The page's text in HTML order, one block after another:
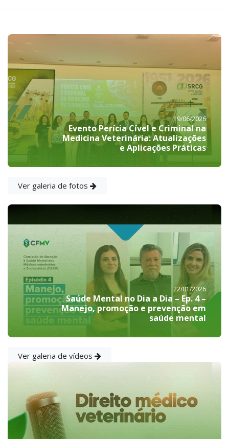
19/06/2026
Evento Perícia Cível e Criminal na
Medicina Veterinária: Atualizações
e Aplicações Práticas
Ver galeria de fotos
22/01/2026
Saúde Mental no Dia a Dia – Ep. 4 –
Manejo, promoção e prevenção em
saúde mental
Ver galeria de vídeos